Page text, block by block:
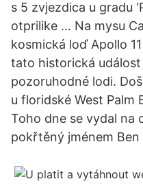
s 5 zvjezdica u gradu
otprilike … Na mysu
kosmická loď Apollo
tato historická
pozoruhodné lodi.
u floridské West Palm
Toho dne se vydal na
pokřtěný jménem Ben